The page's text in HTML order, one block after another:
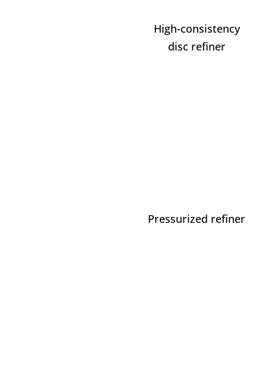
High-consistency
disc refiner
Pressurized refiner